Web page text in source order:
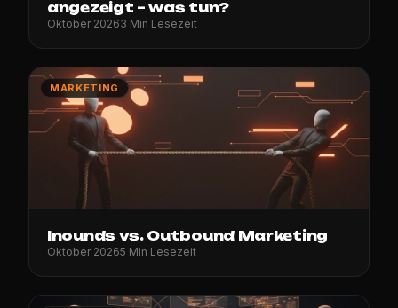
angezeigt – was tun?
Oktober 20263 Min Lesezeit
MARKETING
Inounds vs. Outbound Marketing
Oktober 20265 Min Lesezeit